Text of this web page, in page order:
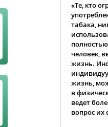
«Те, кто
табака,
человек,
жизнь.
жизнь,
в
ведет
вопрос их
прочих